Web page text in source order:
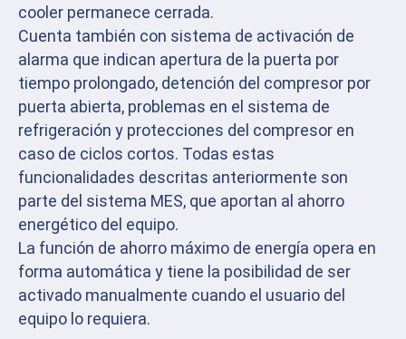
cooler permanece cerrada.
Cuenta también con sistema de activación de
alarma que indican apertura de la puerta por
tiempo prolongado, detención del compresor por
puerta abierta, problemas en el sistema de
refrigeración y protecciones del compresor en
caso de ciclos cortos. Todas estas
funcionalidades descritas anteriormente son
parte del sistema MES, que aportan al ahorro
energético del equipo.
La función de ahorro máximo de energía opera en
forma automática y tiene la posibilidad de ser
activado manualmente cuando el usuario del
equipo lo requiera.